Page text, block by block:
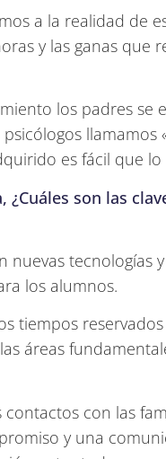
a la realidad de
y las ganas que
los padres
es fácil que
¿Cuáles son las
nuevas
los alumnos.
tiempos
áreas
con las
y una